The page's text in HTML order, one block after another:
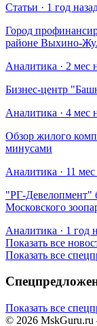
Статьи · 1 год
Город
районе Выхино-
Аналитика · 2 мес
Бизнес-центр
Аналитика · 4 мес
Обзор жилого
минусами
Аналитика · 11 мес
​"РГ-Девелопмент"
Московского
Аналитика · 1 год
Показать все
Показать все
Показать все
© 2026 MskGuru.ru